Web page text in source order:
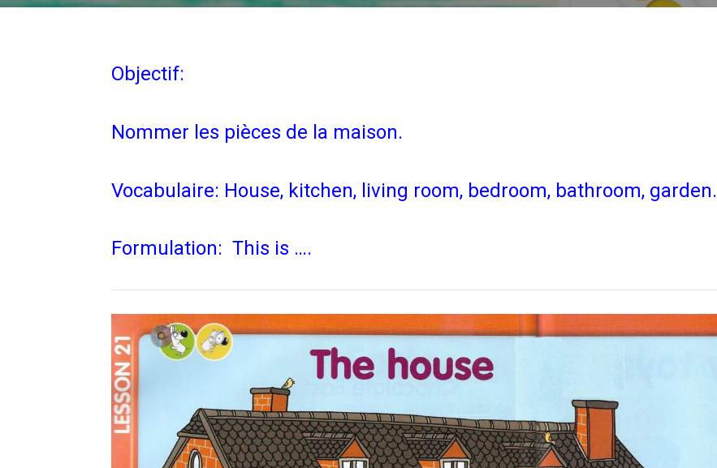
Objectif:
Nommer les pièces de la maison.
Vocabulaire: House, kitchen, living room, bedroom, bathroom, garden.
Formulation: This is ….